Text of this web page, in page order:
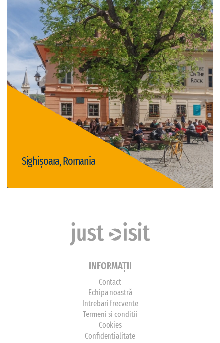
Sighișoara, Romania
Sighișoara este un municipiu în județul Mureș, Transilvania,
România, format din localitățile componente Angofa, Aurel
Vlaicu, Rora, Sighișoara (reședința), Șoromiclea, Venchi și
Viilor, și din satul…
Vizite disponibile: 1
Vizită Sighișoara
INFORMAȚII
Contact
Echipa noastră
Intrebari frecvente
Termeni si conditii
Cookies
Confidentialitate